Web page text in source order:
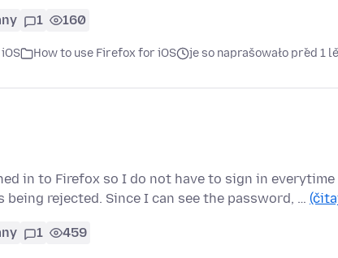
1 160
How to use Firefox for iOS je so naprašowało před 1
in to Firefox so I do not have to sign in
being rejected. Since I can see the password, …
1 459